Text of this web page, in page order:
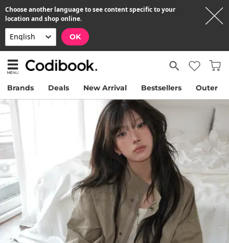
Choose another language to see content specific to your
location and shop online.
OK
Brands Deals New Arrival Bestsellers Outer